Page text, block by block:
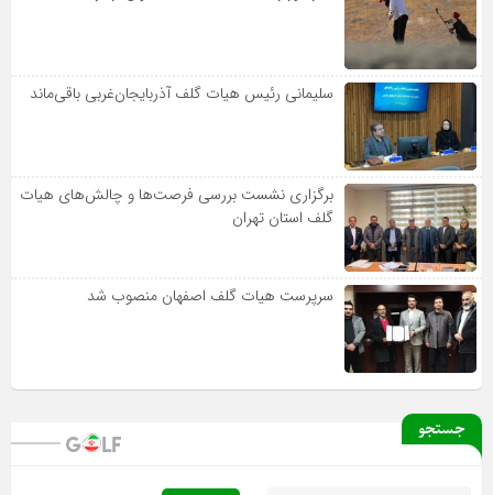
سلیمانی رئیس هیات گلف آذربایجان‌غربی باقی‌ماند
برگزاری نشست بررسی فرصت‌ها و چالش‌های هیات
گلف استان تهران
سرپرست هیات گلف اصفهان منصوب شد
جستجو